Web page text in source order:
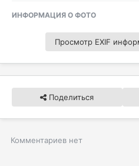
ИНФОРМАЦИЯ О ФОТО
Просмотр EXIF
Поделиться
Комментариев нет